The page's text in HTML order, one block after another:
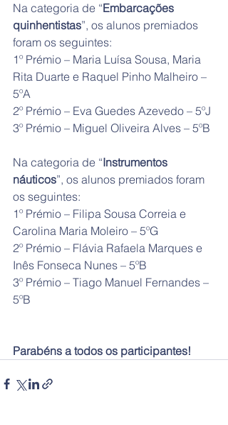
Na categoria de “Embarcações
quinhentistas”, os alunos premiados
foram os seguintes:
1º Prémio – Maria Luísa Sousa, Maria
Rita Duarte e Raquel Pinho Malheiro –
5ºA
2º Prémio – Eva Guedes Azevedo – 5ºJ
3º Prémio – Miguel Oliveira Alves – 5ºB
Na categoria de “Instrumentos
náuticos”, os alunos premiados foram
os seguintes:
1º Prémio – Filipa Sousa Correia e
Carolina Maria Moleiro – 5ºG
2º Prémio – Flávia Rafaela Marques e
Inês Fonseca Nunes – 5ºB
3º Prémio – Tiago Manuel Fernandes –
5ºB
Parabéns a todos os participantes!